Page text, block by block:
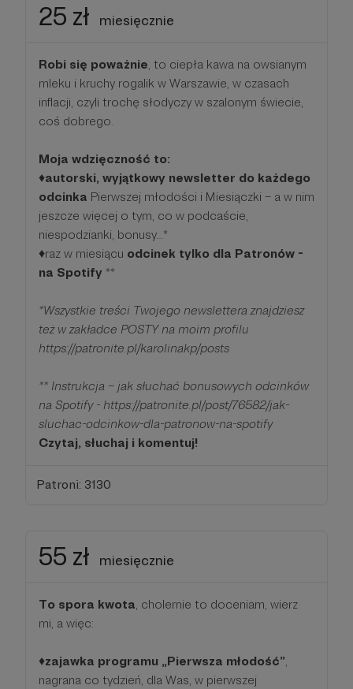
25 zł miesięcznie
Robi się poważnie , to ciepła kawa na owsianym
mleku i kruchy rogalik w Warszawie, w czasach
inflacji, czyli trochę słodyczy w szalonym świecie,
coś dobrego.
Moja wdzięczność to:
♦️autorski, wyjątkowy newsletter do każdego
odcinka Pierwszej młodości i Miesiączki – a w nim
jeszcze więcej o tym, co w podcaście,
niespodzianki, bonusy…*
♦️raz w miesiącu odcinek tylko dla Patronów -
na Spotify **
*Wszystkie treści Twojego newslettera znajdziesz
też w zakładce POSTY na moim profilu
https://patronite.pl/karolinakp/posts
** Instrukcja – jak słuchać bonusowych odcinków
na Spotify - https://patronite.pl/post/76582/jak-
sluchac-odcinkow-dla-patronow-na-spotify
Czytaj, słuchaj i komentuj!
Patroni: 3130
55 zł miesięcznie
To spora kwota, cholernie to doceniam, wierz
mi, a więc:
♦️zajawka programu „Pierwsza młodość”,
nagrana co tydzień, dla Was, w pierwszej